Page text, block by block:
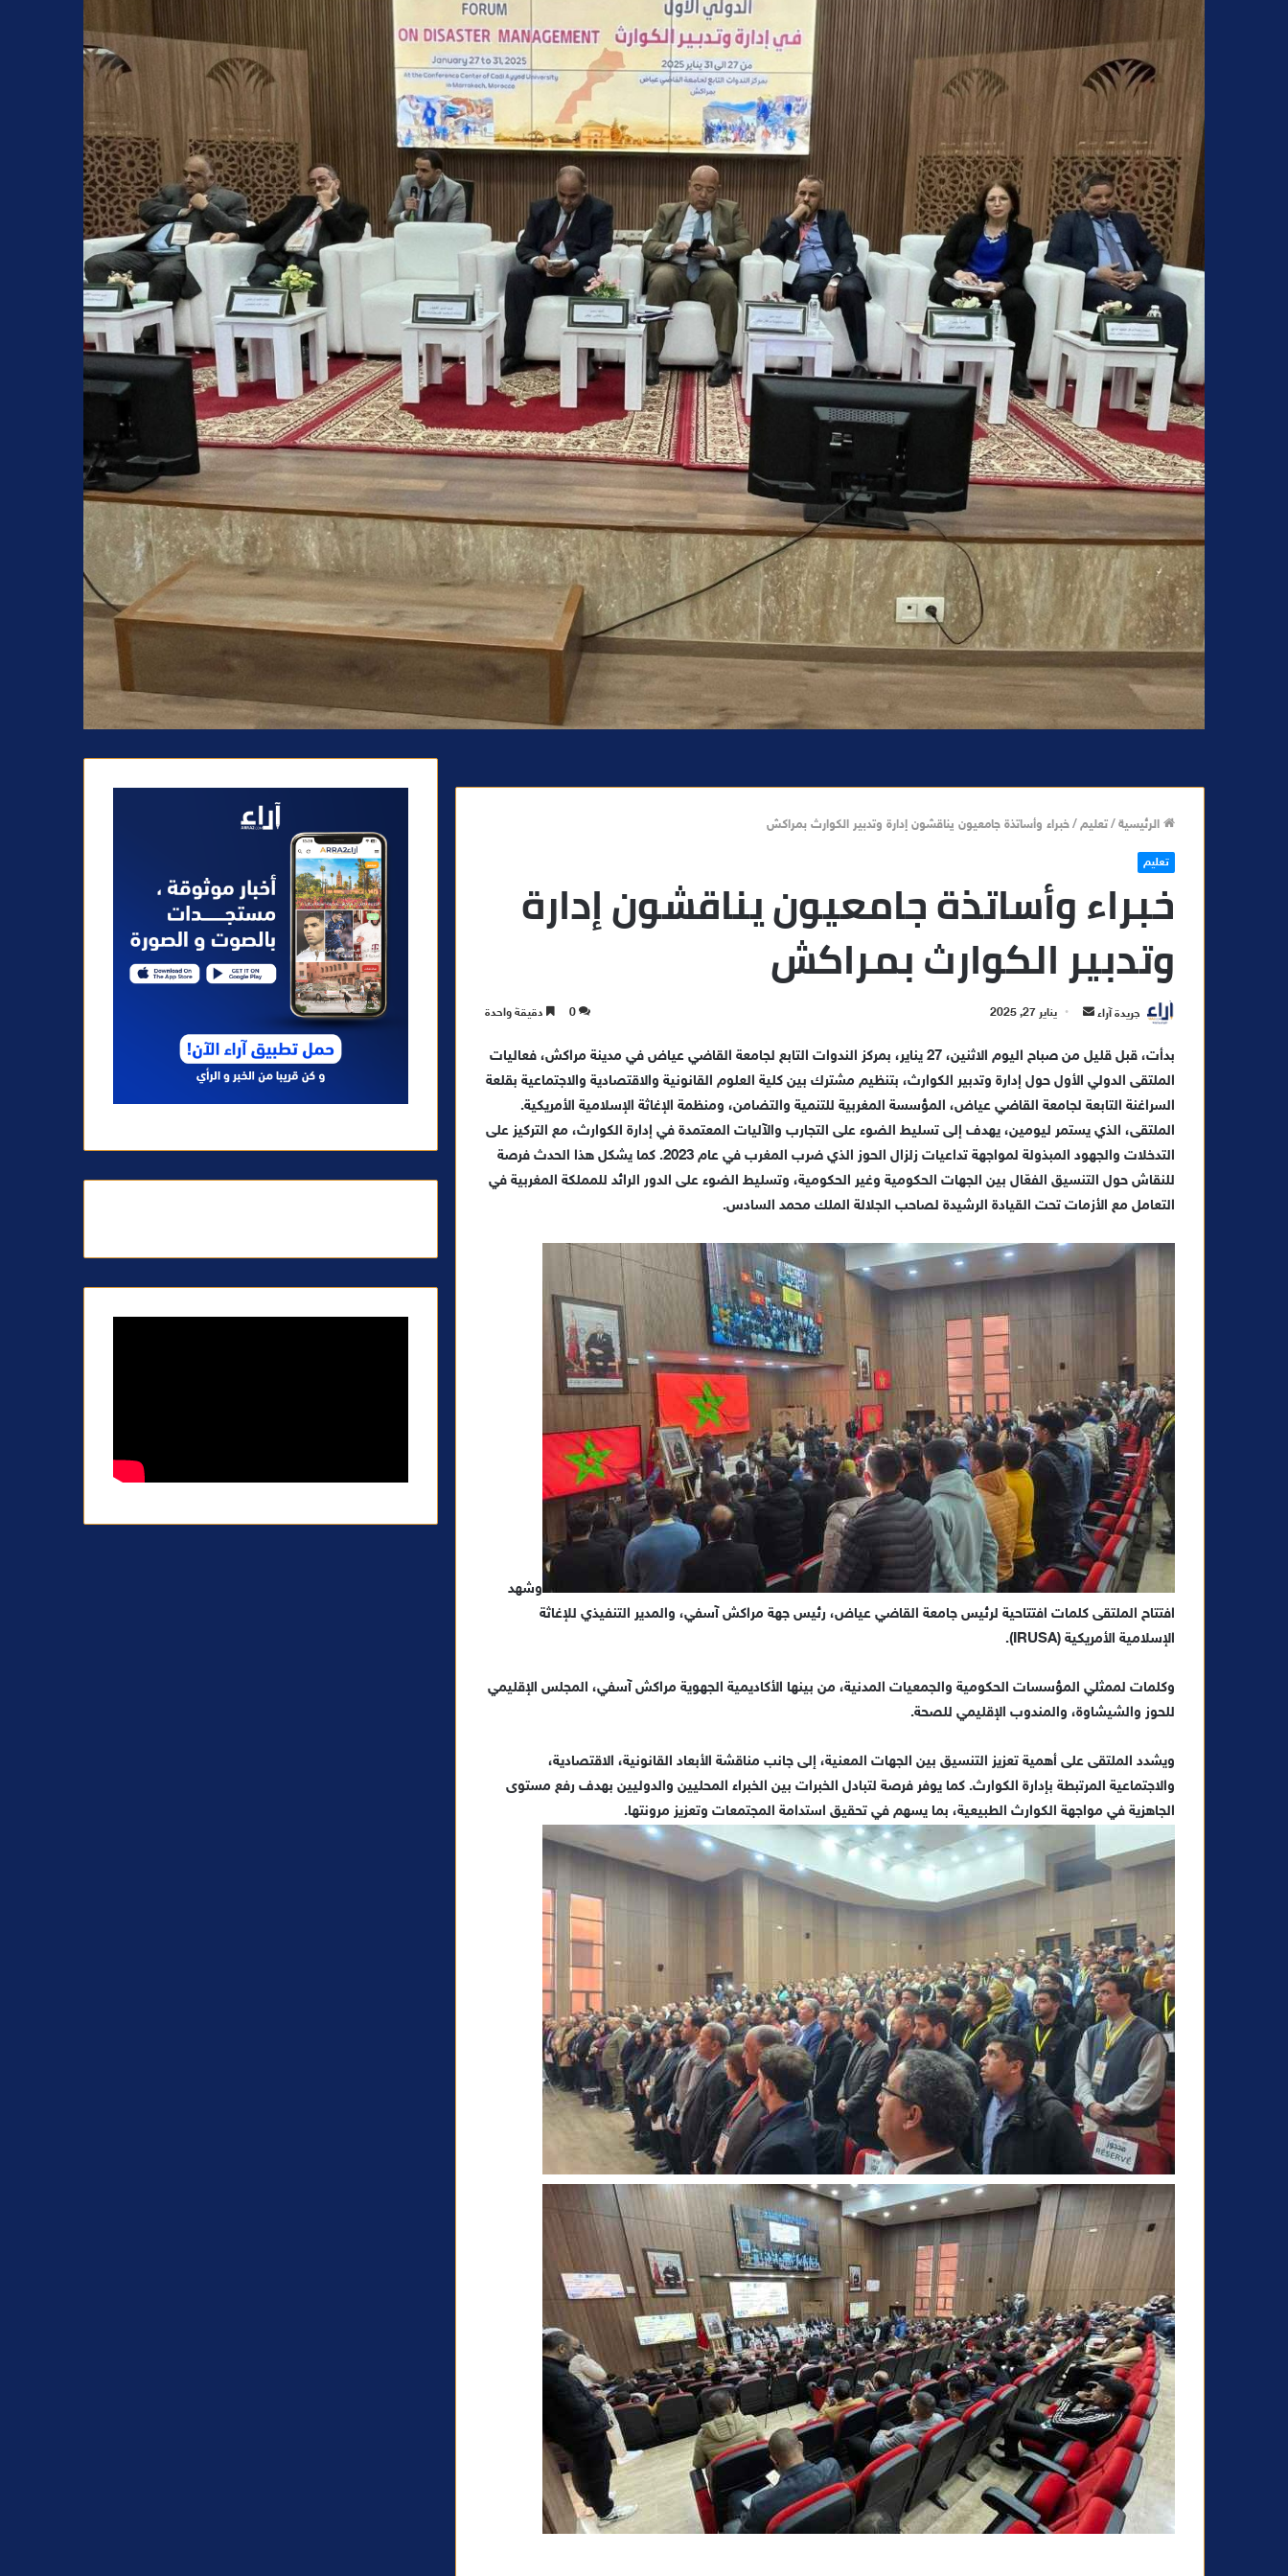
الرئيسية/تعليم/خبراء وأساتذة جامعيون يناقشون إدارة وتدبير الكوارث بمراكش
تعليم
خبراء وأساتذة جامعيون يناقشون إدارة
وتدبير الكوارث بمراكش
جريدة آراء
س
ل
ب
ر
ل
ا
يناير 27, 2025 0 دقيقة واحدة
بدأت، قبل قليل من صباح اليوم الاثنين، 27 يناير، بمركز الندوات التابع لجامعة القاضي عياض في مدينة مراكش، فعاليات
الملتقى الدولي الأول حول إدارة وتدبير الكوارث، بتنظيم مشترك بين كلية العلوم القانونية والاقتصادية والاجتماعية بقلعة
السراغنة التابعة لجامعة القاضي عياض، المؤسسة المغربية للتنمية والتضامن، ومنظمة الإغاثة الإسلامية الأمريكية.
الملتقى، الذي يستمر ليومين، يهدف إلى تسليط الضوء على التجارب والآليات المعتمدة في إدارة الكوارث، مع التركيز على
التدخلات والجهود المبذولة لمواجهة تداعيات زلزال الحوز
الذي ضرب المغرب في عام 2023. كما يشكل هذا الحدث فرصة
للنقاش حول التنسيق الفعّال بين الجهات الحكومية وغير الحكومية، وتسليط الضوء على الدور الرائد للمملكة المغربية في
التعامل مع الأزمات تحت القيادة الرشيدة لصاحب الجلالة الملك محمد السادس.
وشهد
افتتاح الملتقى كلمات افتتاحية لرئيس جامعة القاضي عياض، رئيس جهة مراكش آسفي، والمدير التنفيذي للإغاثة
الإسلامية الأمريكية (IRUSA).
وكلمات لممثلي المؤسسات الحكومية والجمعيات المدنية، من بينها الأكاديمية الجهوية مراكش آسفي، المجلس الإقليمي
للحوز والشيشاوة، والمندوب الإقليمي للصحة.
ويشدد الملتقى على أهمية تعزيز التنسيق بين الجهات المعنية، إلى جانب مناقشة الأبعاد القانونية، الاقتصادية،
والاجتماعية المرتبطة بإدارة الكوارث. كما يوفر فرصة لتبادل الخبرات بين الخبراء المحليين والدوليين بهدف رفع مستوى
الجاهزية في مواجهة الكوارث الطبيعية، بما يسهم في تحقيق استدامة المجتمعات وتعزيز مرونتها.